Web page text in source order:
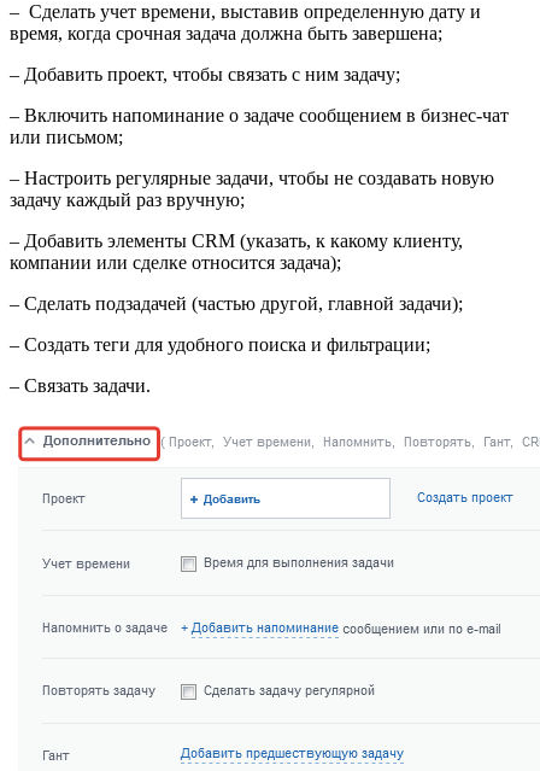
– Сделать учет времени, выставив определенную дату и
время, когда срочная задача должна быть завершена;
– Добавить проект, чтобы связать с ним задачу;
– Включить напоминание о задаче сообщением в бизнес-чат
или письмом;
– Настроить регулярные задачи, чтобы не создавать новую
задачу каждый раз вручную;
– Добавить элементы CRM (указать, к какому клиенту,
компании или сделке относится задача);
– Сделать подзадачей (частью другой, главной задачи);
– Создать теги для удобного поиска и фильтрации;
– Связать задачи.